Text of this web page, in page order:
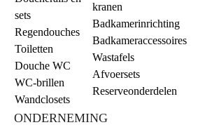
sets
Regendouches
Toiletten
Douche WC
WC-brillen
Wandclosets
kranen
Badkamerinrichting
Badkameraccessoires
Wastafels
Afvoersets
Reserveonderdelen
ONDERNEMING